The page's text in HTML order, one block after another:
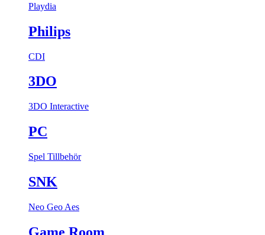
Playdia
Philips
CDI
3DO
3DO Interactive
PC
Spel Tillbehör
SNK
Neo Geo Aes